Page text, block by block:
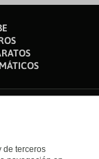
de terceros